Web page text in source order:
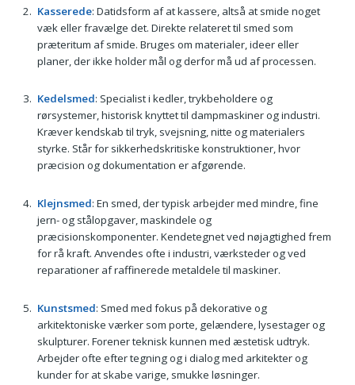
Kasserede: Datidsform af at kassere, altså at smide noget
væk eller fravælge det. Direkte relateret til smed som
præteritum af smide. Bruges om materialer, ideer eller
planer, der ikke holder mål og derfor må ud af processen.
Kedelsmed: Specialist i kedler, trykbeholdere og
rørsystemer, historisk knyttet til dampmaskiner og industri.
Kræver kendskab til tryk, svejsning, nitte og materialers
styrke. Står for sikkerhedskritiske konstruktioner, hvor
præcision og dokumentation er afgørende.
Klejnsmed: En smed, der typisk arbejder med mindre, fine
jern- og stålopgaver, maskindele og
præcisionskomponenter. Kendetegnet ved nøjagtighed frem
for rå kraft. Anvendes ofte i industri, værksteder og ved
reparationer af raffinerede metaldele til maskiner.
Kunstsmed: Smed med fokus på dekorative og
arkitektoniske værker som porte, gelændere, lysestager og
skulpturer. Forener teknisk kunnen med æstetisk udtryk.
Arbejder ofte efter tegning og i dialog med arkitekter og
kunder for at skabe varige, smukke løsninger.